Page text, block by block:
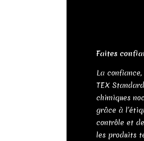
Faites
La confiance,
TEX
chimiques
grâce à
contrôle et
les produits